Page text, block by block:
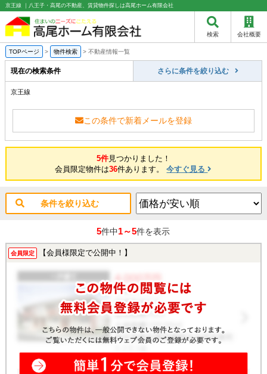
京王線 ｜八王子・高尾の不動産、賃貸物件探しは高尾ホーム有限会社
検索 会社概要
TOPページ > 物件検索 > 不動産情報一覧
現在の検索条件 さらに条件を絞り込む
京王線
この条件で新着メールを登録
5件見つかりました！
会員限定物件は36件あります。今すぐ見る
条件を絞り込む
5件中1～5件を表示
会員限定 【会員様限定で公開中！】